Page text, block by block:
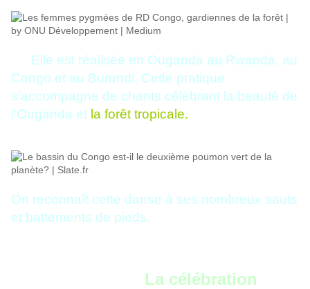
Elle est réalisée en Ouganda au Rwanda, au
Congo et au Burundi. Cette pratique
s'accompagne de chants célébrant la beauté de
l'Ouganda et la forêt tropicale.
On reconnaît cette danse à ses nombreux sauts
et battements de pieds.
La célébration